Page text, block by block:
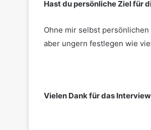
Hast du persönliche Ziel für
Ohne mir selbst
aber ungern festlegen wie
Vielen Dank für das